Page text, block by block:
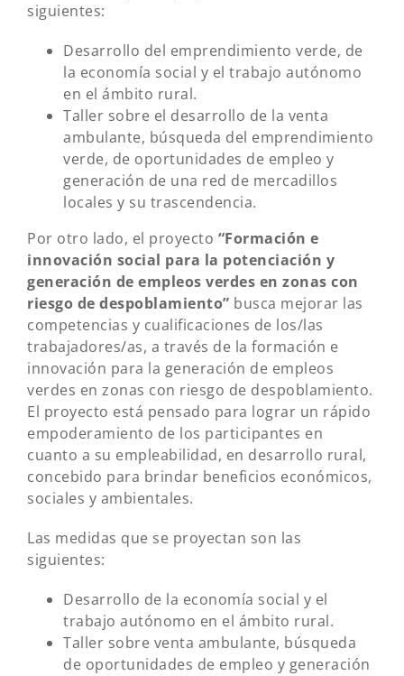
siguientes:
Desarrollo del emprendimiento verde, de
la economía social y el trabajo autónomo
en el ámbito rural.
Taller sobre el desarrollo de la venta
ambulante, búsqueda del emprendimiento
verde, de oportunidades de empleo y
generación de una red de mercadillos
locales y su trascendencia.
Por otro lado, el proyecto “Formación e
innovación social para la potenciación y
generación de empleos verdes en zonas con
riesgo de despoblamiento” busca mejorar las
competencias y cualificaciones de los/las
trabajadores/as, a través de la formación e
innovación para la generación de empleos
verdes en zonas con riesgo de despoblamiento.
El proyecto está pensado para lograr un rápido
empoderamiento de los participantes en
cuanto a su empleabilidad, en desarrollo rural,
concebido para brindar beneficios económicos,
sociales y ambientales.
Las medidas que se proyectan son las
siguientes:
Desarrollo de la economía social y el
trabajo autónomo en el ámbito rural.
Taller sobre venta ambulante, búsqueda
de oportunidades de empleo y generación